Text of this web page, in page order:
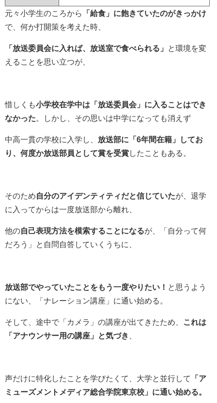
元々小学生のころから
「給食」に飽きていたのがきっかけ
で、何か打開策を考えた時、
「放送委員会に入れば、放送室で食べられる」
と環境を変
えることを思い立つが、
惜しくも小学校在学中は「放送委員会」に入ることはでき
なかった。しかし、その思いは中学になっても消えず
中高一貫の学校に入学し、 放送部に「6年間在籍」してお
り、何度か放送部員として賞を受賞したこともある。
そのため自分のアイデンティティだと信じていたが、退学
に入ってからは一度放送部から離れ、
他の自己表現方法を模索することになるが、「自分って何
だろう」と自問自答していくうちに、
放送部でやっていたことをもう一度やりたい！ と思うよう
にない、「ナレーション講座」に通い始める。
そして、途中で「カメラ」の講座が出てきたため、
これは
「アナウンサー用の講座」と気づき
声だけに特化したことを学びたくて、大学と並行して
「ア
ミューズメントメディア総合学院東京校」に通い始める。